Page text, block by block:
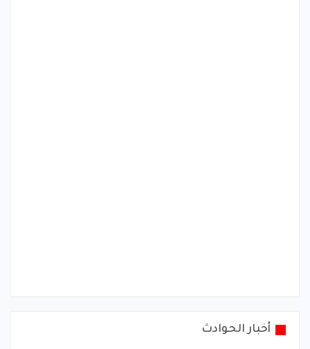
أخبار الحوادث